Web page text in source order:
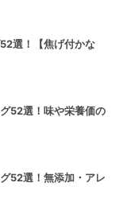
選！【焦げ付かな
52選！味や栄養価の
52選！無添加・アレ